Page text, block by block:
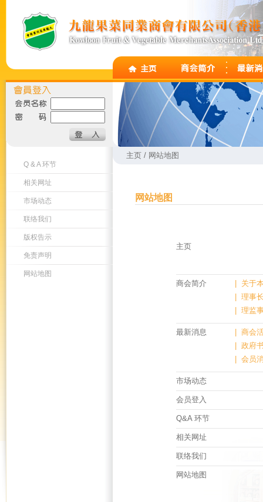
Q & A 环节
相关网址
市场动态
联络我们
版权告示
免责声明
网站地图
主页 / 网站地图
网站地图
主页
商会简介
| 关于
| 理事
| 理监
最新消息
| 商会
| 政府
| 会员
市场动态
会员登入
Q&A 环节
相关网址
联络我们
网站地图